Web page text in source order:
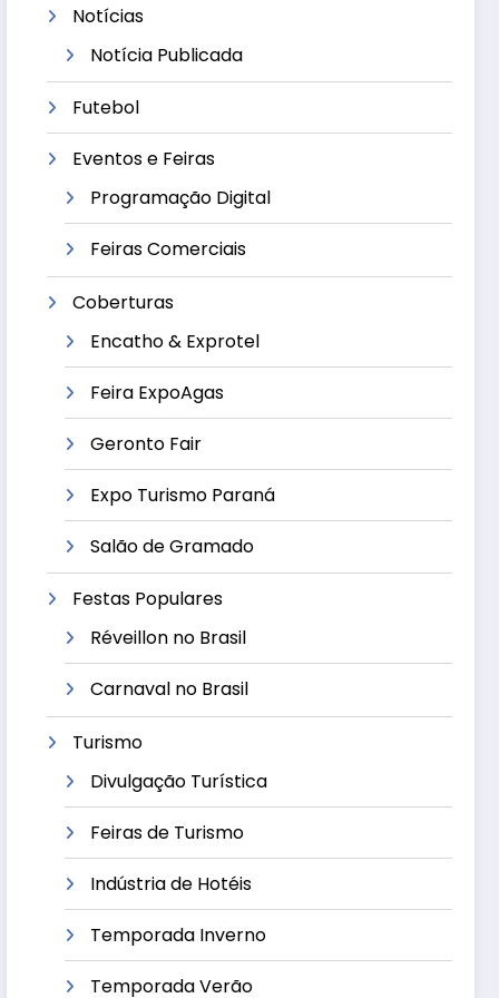
Notícias
Notícia Publicada
Futebol
Eventos e Feiras
Programação Digital
Feiras Comerciais
Coberturas
Encatho & Exprotel
Feira ExpoAgas
Geronto Fair
Expo Turismo Paraná
Salão de Gramado
Festas Populares
Réveillon no Brasil
Carnaval no Brasil
Turismo
Divulgação Turística
Feiras de Turismo
Indústria de Hotéis
Temporada Inverno
Temporada Verão